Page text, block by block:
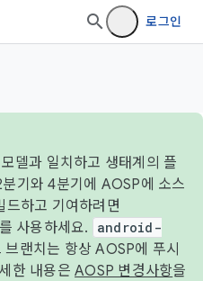
로그인
델과 일치하고 생태계의 플
기와 4분기에 AOSP에 소스
드하고 기여하려면
를 사용하세요.
android-
브랜치는 항상 AOSP에 푸시
한 내용은 AOSP 변경사항을